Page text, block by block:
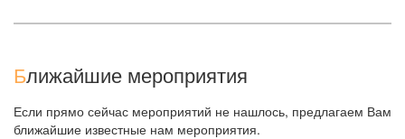
Ближайшие мероприятия
Если прямо сейчас мероприятий не нашлось, предлагаем Вам
ближайшие известные нам мероприятия.